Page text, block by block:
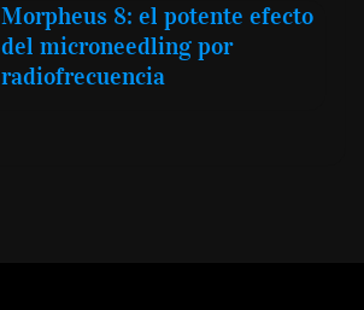
Morpheus 8: el potente efecto
del microneedling por
radiofrecuencia